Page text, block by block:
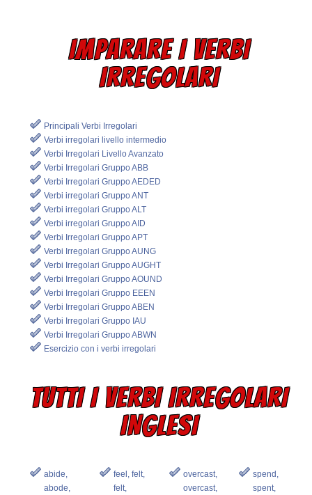
IMPARARE I VERBI
IRREGOLARI
Principali Verbi Irregolari
Verbi irregolari livello intermedio
Verbi Irregolari Livello Avanzato
Verbi Irregolari Gruppo ABB
Verbi Irregolari Gruppo AEDED
Verbi irregolari Gruppo ANT
Verbi irregolari Gruppo ALT
Verbi irregolari Gruppo AID
Verbi Irregolari Gruppo APT
Verbi Irregolari Gruppo AUNG
Verbi Irregolari Gruppo AUGHT
Verbi Irregolari Gruppo AOUND
Verbi Irregolari Gruppo EEEN
Verbi Irregolari Gruppo ABEN
Verbi Irregolari Gruppo IAU
Verbi Irregolari Gruppo ABWN
Esercizio con i verbi irregolari
TUTTI I VERBI IRREGOLARI
INGLESI
abide,
abode,
feel, felt,
felt,
overcast,
overcast,
spend,
spent,